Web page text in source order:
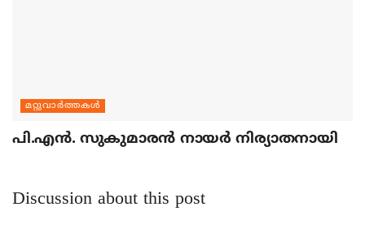
മറ്റുവാര്‍ത്തകള്‍
പി.എന്‍. സുകുമാരന്‍ നായര്‍ നിര്യാതനായി
Discussion about this post